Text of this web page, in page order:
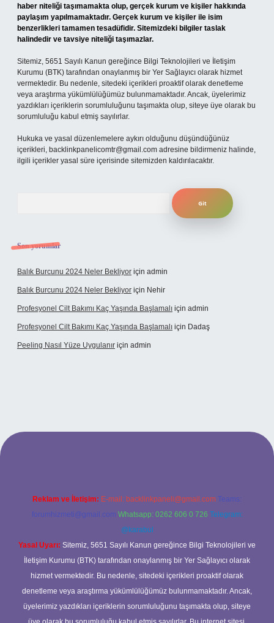
haber niteliği taşımamakta olup, gerçek kurum ve kişiler hakkında
paylaşım yapılmamaktadır. Gerçek kurum ve kişiler ile isim
benzerlikleri tamamen tesadüfidir. Sitemizdeki bilgiler taslak
halindedir ve tavsiye niteliği taşımazlar.
Sitemiz, 5651 Sayılı Kanun gereğince Bilgi Teknolojileri ve İletişim
Kurumu (BTK) tarafından onaylanmış bir Yer Sağlayıcı olarak hizmet
vermektedir. Bu nedenle, sitedeki içerikleri proaktif olarak denetleme
veya araştırma yükümlülüğümüz bulunmamaktadır. Ancak, üyelerimiz
yazdıkları içeriklerin sorumluluğunu taşımakta olup, siteye üye olarak bu
sorumluluğu kabul etmiş sayılırlar.
Hukuka ve yasal düzenlemelere aykırı olduğunu düşündüğünüz
içerikleri, backlinkpanelicomtr@gmail.com adresine bildirmeniz halinde,
ilgili içerikler yasal süre içerisinde sitemizden kaldırılacaktır.
Son yorumlar
Balık Burcunu 2024 Neler Bekliyor için admin
Balık Burcunu 2024 Neler Bekliyor için Nehir
Profesyonel Cilt Bakımı Kaç Yaşında Başlamalı için admin
Profesyonel Cilt Bakımı Kaç Yaşında Başlamalı için Dadaş
Peeling Nasıl Yüze Uygulanır için admin
Reklam ve İletişim: E-mail: backlinkpaneli@gmail.com Teams:
forumhizmeti@gmail.com Whatsapp: 0262 606 0 726 Telegram:
@karabul
Yasal Uyarı: Sitemiz, 5651 Sayılı Kanun gereğince Bilgi Teknolojileri ve
İletişim Kurumu (BTK) tarafından onaylanmış bir Yer Sağlayıcı olarak
hizmet vermektedir. Bu nedenle, sitedeki içerikleri proaktif olarak
denetleme veya araştırma yükümlülüğümüz bulunmamaktadır. Ancak,
üyelerimiz yazdıkları içeriklerin sorumluluğunu taşımakta olup, siteye